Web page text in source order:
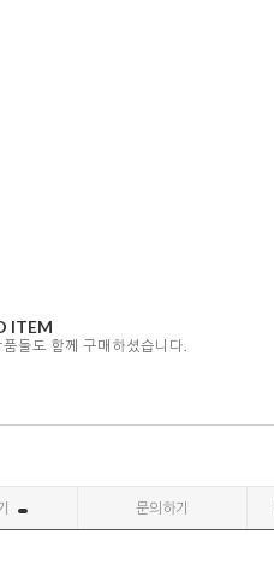
ITEM
들도 함께 구매하셨습니다.
문의하기